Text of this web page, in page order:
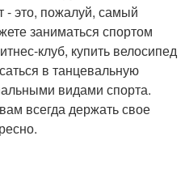
- это, пожалуй, самый
заниматься спортом
клуб, купить велосипед
в танцевальную
видами спорта.
всегда держать свое